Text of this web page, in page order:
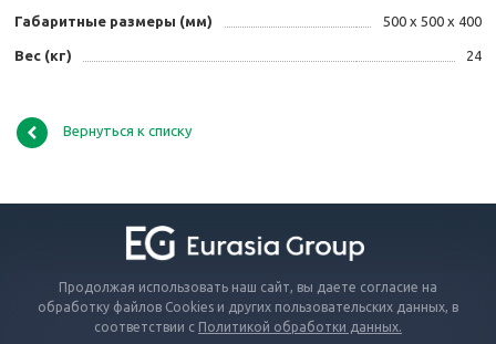
Габаритные размеры (мм) 500 х 500 х 400
Вес (кг) 24
Вернуться к списку
Продолжая использовать наш сайт, вы даете согласие на
обработку файлов Cookies и других пользовательских данных, в
соответствии с Политикой обработки данных.